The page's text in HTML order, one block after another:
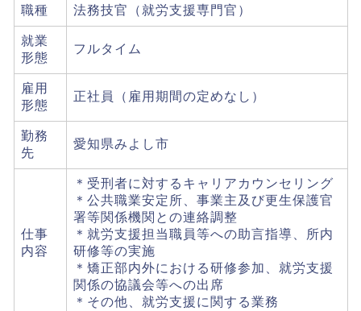
職種 法務技官（就労支援専門官）
就業
形態
フルタイム
雇用
形態
正社員（雇用期間の定めなし）
勤務
先
愛知県みよし市
仕事
内容
＊受刑者に対するキャリアカウンセリング
＊公共職業安定所、事業主及び更生保護官
署等関係機関との連絡調整
＊就労支援担当職員等への助言指導、所内
研修等の実施
＊矯正部内外における研修参加、就労支援
関係の協議会等への出席
＊その他、就労支援に関する業務